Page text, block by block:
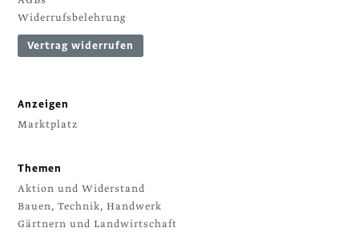
Widerrufsbelehrung
Vertrag widerrufen
Anzeigen
Marktplatz
Themen
Aktion und Widerstand
Bauen, Technik, Handwerk
Gärtnern und Landwirtschaft